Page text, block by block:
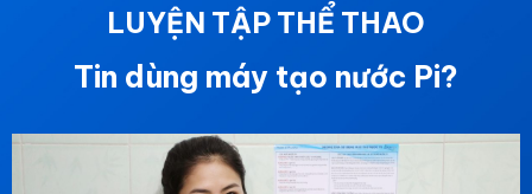
LUYỆN TẬP THỂ THAO
Tin dùng máy tạo nước Pi?